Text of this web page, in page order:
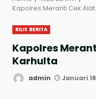
Kapolres Meranti Cek
RILIS BERITA
Kapolres
Karhulta
admin Januari